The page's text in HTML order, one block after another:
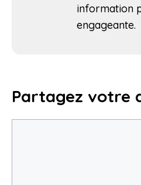
information
engageante.
Partagez votre